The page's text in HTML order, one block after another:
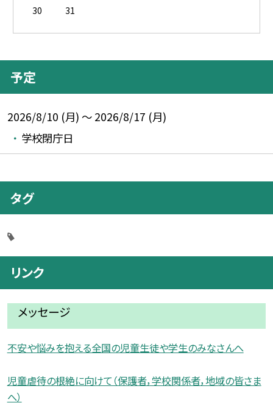
30
31
予定
2026/8/10 (月) ～ 2026/8/17 (月)
学校閉庁日
タグ
リンク
メッセージ
不安や悩みを抱える全国の児童生徒や学生のみなさんへ
児童虐待の根絶に向けて（保護者，学校関係者，地域の皆さま
へ）